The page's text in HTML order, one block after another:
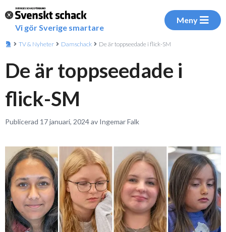
Vi gör Sverige smartare
Meny
TV & Nyheter Damschack De är toppseedade i flick-SM
De är toppseedade i
flick-SM
Publicerad 17 januari, 2024 av Ingemar Falk